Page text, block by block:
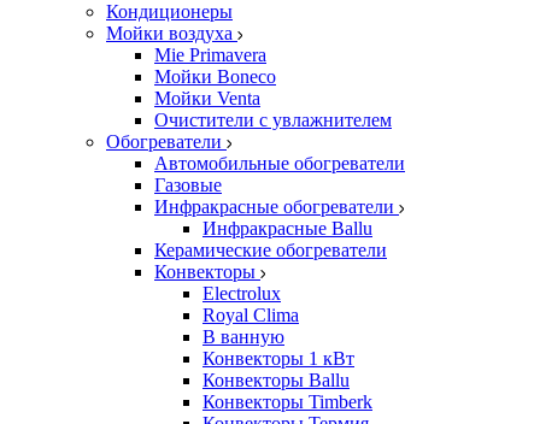
Кондиционеры
Мойки воздуха
Mie Primavera
Мойки Boneco
Мойки Venta
Очистители с увлажнителем
Обогреватели
Автомобильные обогреватели
Газовые
Инфракрасные обогреватели
Инфракрасные Ballu
Керамические обогреватели
Конвекторы
Electrolux
Royal Clima
В ванную
Конвекторы 1 кВт
Конвекторы Ballu
Конвекторы Timberk